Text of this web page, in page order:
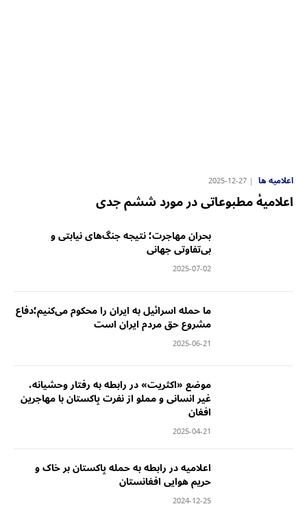
اعلامیه ها 2025-12-27
‏اعلامیهٔ مطبوعاتی در مورد ششم جدی
‏بحران مهاجرت؛ نتیجه جنگ‌های نیابتی و
بی‌تفاوتی جهانی
2025-07-02
‏ما حمله اسرائیل به ایران را محکوم می‌کنیم؛‏دفاع
مشروع حق مردم ایران است
2025-06-21
‏موضع «اکثریت» در رابطه به رفتار وحشیانه،
غیر انسانی و مملو از نفرت پاکستان با مهاجرین
افغان
2025-04-21
‏اعلامیه در رابطه به حمله پاکستان بر خاک و
حریم هوایی افغانستان
2024-12-25